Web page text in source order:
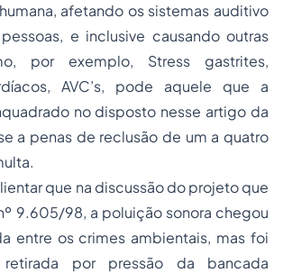
afetando os sistemas auditivo
e inclusive causando outras
por exemplo, Stress gastrites,
AVC’s, pode aquele que a
no disposto nesse artigo da
a penas de reclusão de um a quatro
que na discussão do projeto que
9.605/98, a poluição sonora chegou
entre os crimes ambientais, mas foi
retirada por pressão da bancada